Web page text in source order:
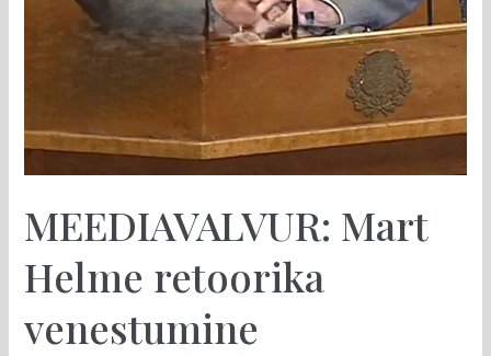
MEEDIAVALVUR: Mart
Helme retoorika
venestumine